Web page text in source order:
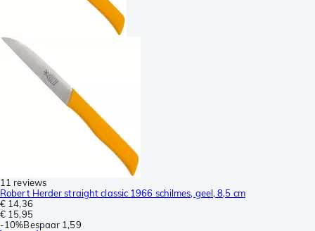
11 reviews
Robert Herder straight classic 1966 schilmes, geel, 8,5 cm
€ 14,36
€ 15,95
-10%Bespaar 1,59